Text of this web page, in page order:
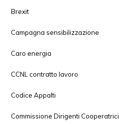
Brexit
Campagna sensibilizzazione
Caro energia
CCNL contratto lavoro
Codice Appalti
Commissione Dirigenti Cooperatrici